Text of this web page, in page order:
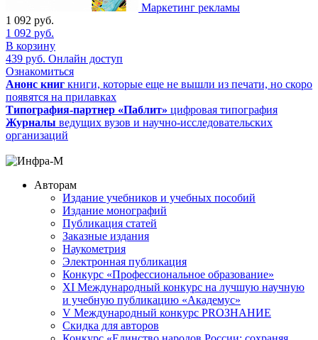
Маркетинг рекламы
1 092 руб.
1 092 руб.
В корзину
439 руб. Онлайн доступ
Ознакомиться
Анонс книг книги, которые еще не вышли из печати, но скоро
появятся на прилавках
Типография-партнер «Паблит» цифровая типография
Журналы ведущих вузов и научно-исследовательских
организаций
Авторам
Издание учебников и учебных пособий
Издание монографий
Публикация статей
Заказные издания
Наукометрия
Электронная публикация
Конкурс «Профессиональное образование»
XI Международный конкурс на лучшую научную
и учебную публикацию «Академус»
V Международный конкурс PROЗНАНИЕ
Скидка для авторов